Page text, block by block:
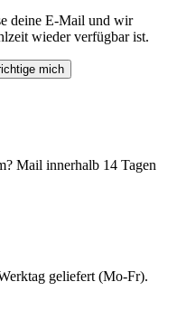
deine E-Mail und wir
wieder verfügbar ist.
mich
Mail innerhalb 14 Tagen
geliefert (Mo-Fr).